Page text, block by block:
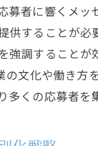
募者に響くメ
供することが
強調することが
の文化や働き
多くの応募者を